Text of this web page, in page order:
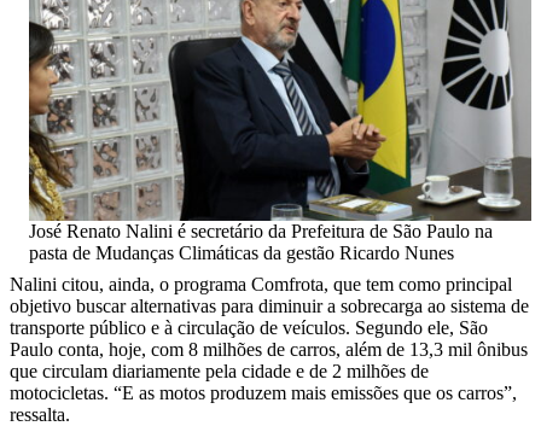
José Renato Nalini é secretário da Prefeitura de São Paulo na
pasta de Mudanças Climáticas da gestão Ricardo Nunes
Nalini citou, ainda, o programa Comfrota, que tem como principal
objetivo buscar alternativas para diminuir a sobrecarga ao sistema de
transporte público e à circulação de veículos. Segundo ele, São
Paulo conta, hoje, com 8 milhões de carros, além de 13,3 mil ônibus
que circulam diariamente pela cidade e de 2 milhões de
motocicletas. “E as motos produzem mais emissões que os carros”,
ressalta.